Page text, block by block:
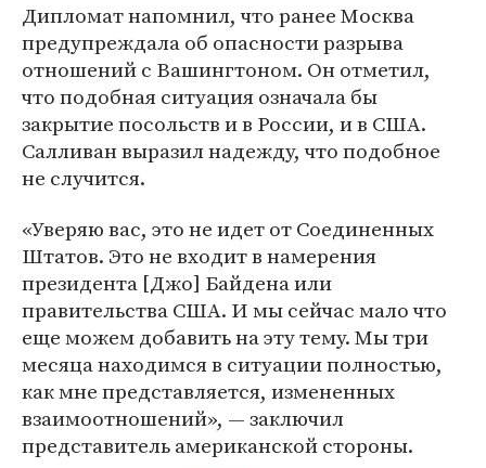
Дипломат напомнил, что ранее Москва
предупреждала об опасности разрыва
отношений с Вашингтоном. Он отметил,
что подобная ситуация означала бы
закрытие посольств и в России, и в США.
Салливан выразил надежду, что подобное
не случится.
«Уверяю вас, это не идет от Соединенных
Штатов. Это не входит в намерения
президента [Джо] Байдена или
правительства США. И мы сейчас мало что
еще можем добавить на эту тему. Мы три
месяца находимся в ситуации полностью,
как мне представляется, измененных
взаимоотношений», — заключил
представитель американской стороны.